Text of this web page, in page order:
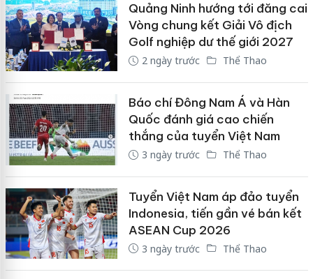
Quảng Ninh hướng tới đăng cai
Vòng chung kết Giải Vô địch
Golf nghiệp dư thế giới 2027
2 ngày trước Thể Thao
Báo chí Đông Nam Á và Hàn
Quốc đánh giá cao chiến
thắng của tuyển Việt Nam
3 ngày trước Thể Thao
Tuyển Việt Nam áp đảo tuyển
Indonesia, tiến gần vé bán kết
ASEAN Cup 2026
3 ngày trước Thể Thao